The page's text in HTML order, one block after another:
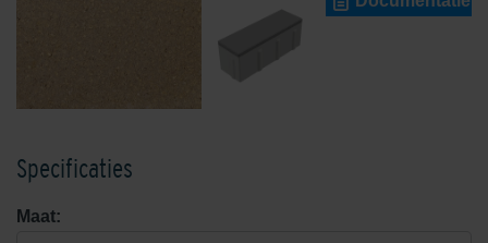
Specificaties
Maat: